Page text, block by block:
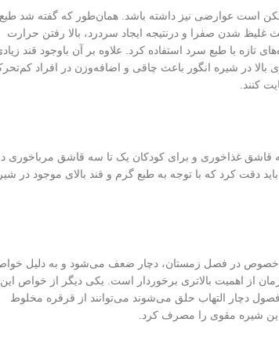
است عوارضی نیز داشته باشد. همان‌طور که گفته شد طبع
شدن صفرا و درنتیجه ایجاد سردرد، بالا رفتن حرارت
با طبع سرد استفاده کرد. علاوه بر آن باوجود قند
بالا در شیره انگور باعث چاقی و اضافه‌وزن در افراد
کنند.
غذاخوری و برای کودکان یک تا سه قاشق مرباخوری
دقت کرد که با توجه به طبع گرم و قند بالای موجود در
به‌خصوص در فصل زمستان، دچار ضعف می‌شود و به دلیل
از اهمیت بالاتری برخوردار است. یکی دیگر از خواص این
دچار التهاب حلق می‌شوند می‌توانند از قرقره مخلوط
شیره مقوی را مصرف کرد.